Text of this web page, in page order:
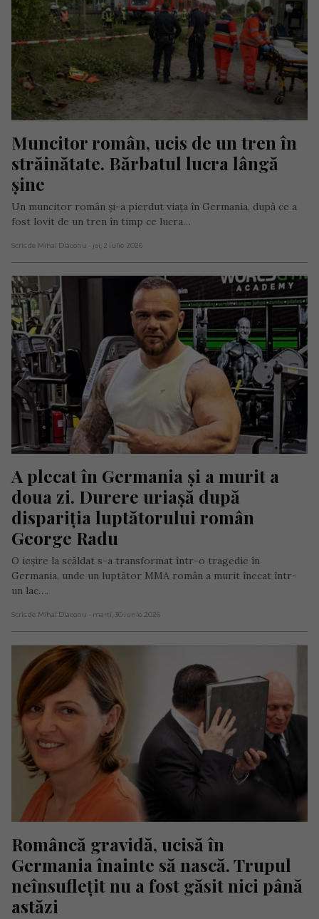
Muncitor român, ucis de un tren în
străinătate. Bărbatul lucra lângă
șine
Un muncitor român și-a pierdut viața în Germania, după ce a
fost lovit de un tren în timp ce lucra…
Scris de Mihai Diaconu - joi, 2 iulie 2026
A plecat în Germania și a murit a
doua zi. Durere uriașă după
dispariția luptătorului român
George Radu
O ieșire la scăldat s-a transformat într-o tragedie în
Germania, unde un luptător MMA român a murit înecat într-
un lac….
Scris de Mihai Diaconu - marți, 30 iunie 2026
Româncă gravidă, ucisă în
Germania înainte să nască. Trupul
neînsuflețit nu a fost găsit nici până
astăzi